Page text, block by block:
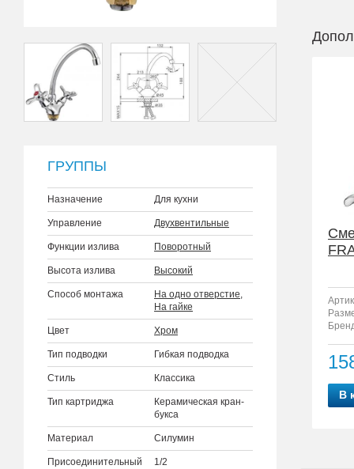
ГРУППЫ
Назначение Для кухни
Управление Двухвентильные
Функции излива Поворотный
Высота излива Высокий
Способ монтажа На одно отверстие,
На гайке
Цвет Хром
Тип подводки Гибкая подводка
Стиль Классика
Тип картриджа
Керамическая кран-
букса
Материал Силумин
Присоединительный
1/2
В